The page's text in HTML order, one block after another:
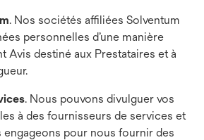
. Nos sociétés affiliées Solventum
personnelles d’une manière
Avis destiné aux Prestataires et à
. Nous pouvons divulguer vos
à des fournisseurs de services et
engageons pour nous fournir des